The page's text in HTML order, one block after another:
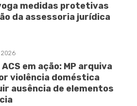
medidas protetivas
da assessoria jurídica
em ação: MP arquiva
violência doméstica
ausência de elementos